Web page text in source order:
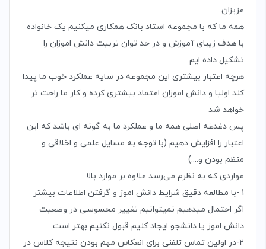
عزیزان
همه ما که با مجموعه استاد بانک همکاری میکنیم یک خانواده
با هدف زیبای آموزش و در حد توان تربیت دانش اموزان را
تشکیل داده ایم
هرچه اعتبار بیشتری این مجموعه در سایه عملکرد خوب ما پیدا
کند اولیا و دانش اموزان اعتماد بیشتری کرده و کار ما راحت تر
خواهد شد
پس دغدغه اصلی همه ما و عملکرد ما به گونه ای باشد که این
اعتبار را افزایش دهیم (با توجه به مسایل علمی و اخلاقی و
منظم بودن و....)
مواردی که به نظرم می‌رسد علاوه بر موارد بالا
1 -با مطالعه دقیق شرایط دانش اموز و گرفتن اطلاعات بیشتر
اگر احتمال میدهیم نمیتوانیم تغییر محسوسی در وضعیت
دانش اموز یا دانشجو ایجاد کنیم قبول نکنیم بهتر است
2-در اولین تماس تلفنی برای انعکاس مهم بودن نتیجه کلاس در